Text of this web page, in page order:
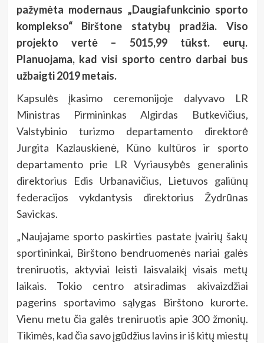
pažymėta modernaus „Daugiafunkcinio sporto
komplekso“ Birštone statybų pradžia. Viso
projekto vertė – 5015,99 tūkst. eurų.
Planuojama, kad visi sporto centro darbai bus
užbaigti 2019 metais.
Kapsulės įkasimo ceremonijoje dalyvavo LR
Ministras Pirmininkas Algirdas Butkevičius,
Valstybinio turizmo departamento direktorė
Jurgita Kazlauskienė, Kūno kultūros ir sporto
departamento prie LR Vyriausybės generalinis
direktorius Edis Urbanavičius,
Lietuvos galiūnų
federacijos vykdantysis direktorius Žydrūnas
Savickas.
„Naujajame sporto paskirties pastate įvairių šakų
sportininkai, Birštono bendruomenės nariai galės
treniruotis, aktyviai leisti laisvalaikį visais metų
laikais. Tokio centro atsiradimas akivaizdžiai
pagerins sportavimo sąlygas Birštono kurorte.
Vienu metu čia galės treniruotis apie 300 žmonių.
Tikimės, kad čia savo įgūdžius lavins ir iš kitų miestų